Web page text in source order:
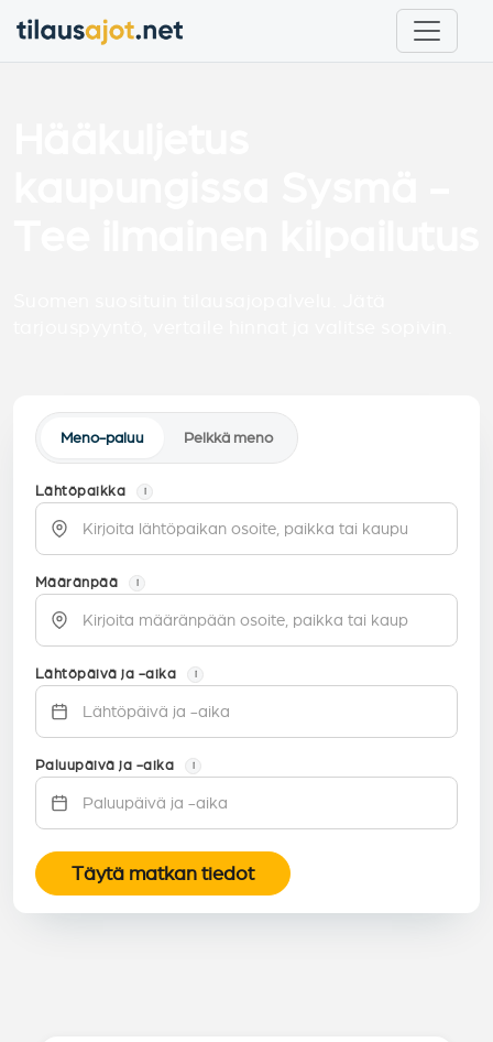
Meno-paluu Pelkkä meno
Lähtöpaikka i
Määränpää i
Lähtöpäivä ja -aika i
Paluupäivä ja -aika i
Täytä matkan tiedot